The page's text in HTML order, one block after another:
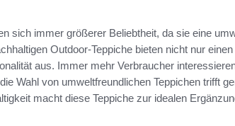
sich immer größerer Beliebtheit, da sie eine
Outdoor-Teppiche bieten nicht nur
aus. Immer mehr Verbraucher
Wahl von umweltfreundlichen Teppichen trifft
macht diese Teppiche zur idealen